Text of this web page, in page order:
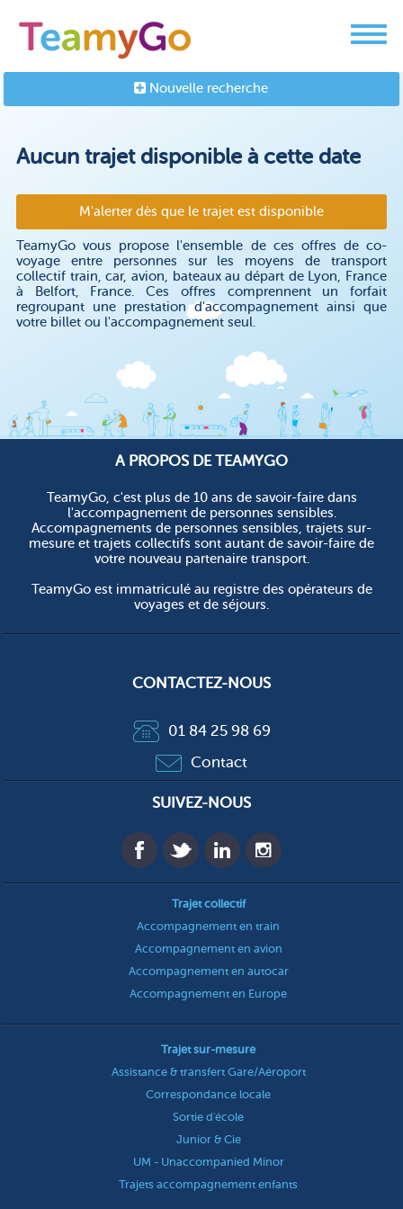
Nouvelle recherche
Aucun trajet disponible à cette date
M'alerter dès que le trajet est disponible
TeamyGo vous propose l'ensemble de ces offres de co-
voyage entre personnes sur les moyens de transport
collectif train, car, avion, bateaux au départ de Lyon, France
à Belfort, France. Ces offres comprennent un forfait
regroupant une prestation d'accompagnement ainsi que
votre billet ou l'accompagnement seul.
A PROPOS DE TEAMYGO
TeamyGo, c'est plus de 10 ans de savoir-faire dans
l'accompagnement de personnes sensibles.
Accompagnements de personnes sensibles, trajets sur-
mesure et trajets collectifs sont autant de savoir-faire de
votre nouveau partenaire transport.
TeamyGo est immatriculé au registre des opérateurs de
voyages et de séjours.
CONTACTEZ-NOUS
01 84 25 98 69
Contact
SUIVEZ-NOUS
Trajet collectif
Accompagnement en train
Accompagnement en avion
Accompagnement en autocar
Accompagnement en Europe
Trajet sur-mesure
Assistance & transfert Gare/Aéroport
Correspondance locale
Sortie d'école
Junior & Cie
UM - Unaccompanied Minor
Trajets accompagnement enfants